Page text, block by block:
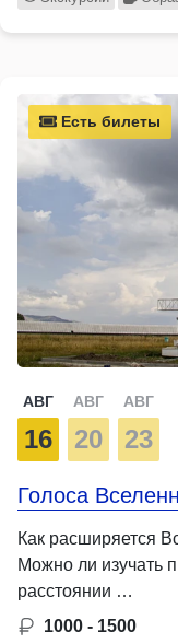
Есть билеты
АВГ
16
АВГ
20
АВГ
23
Голоса
Как расширяется
Можно ли изучать
расстоянии …
1000 - 1500